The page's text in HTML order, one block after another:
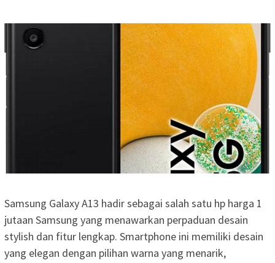
Samsung Galaxy A13 hadir sebagai salah satu hp harga 1
jutaan Samsung yang menawarkan perpaduan desain
stylish dan fitur lengkap. Smartphone ini memiliki desain
yang elegan dengan pilihan warna yang menarik,